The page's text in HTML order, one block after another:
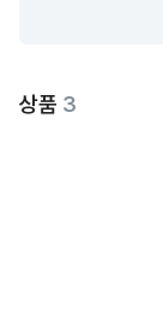
상품 3